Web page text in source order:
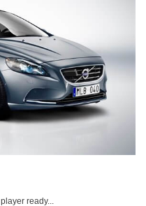
player ready...